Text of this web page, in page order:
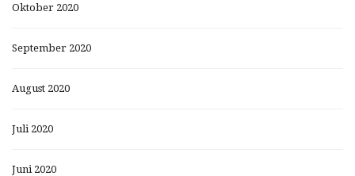
Oktober 2020
September 2020
August 2020
Juli 2020
Juni 2020